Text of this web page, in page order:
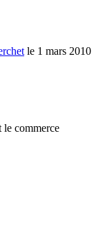
le 1 mars 2010
le commerce